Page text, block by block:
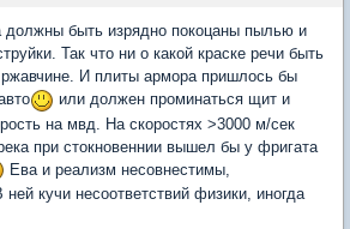
должны быть изрядно покоцаны пылью и
Так что ни о какой краске речи быть
ржавчине. И плиты армора пришлось бы
или должен проминаться щит и
на мвд. На скоростях >3000 м/сек
при стокновеннии вышел бы у фригата
Ева и реализм несовнестимы,
кучи несоответствий физики, иногда